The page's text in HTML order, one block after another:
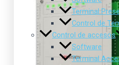
Terminal
Control de
Control de accesos
Software
Terminal